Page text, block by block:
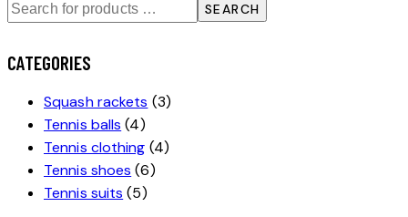
SEARCH
CATEGORIES
Squash rackets (3)
Tennis balls (4)
Tennis clothing (4)
Tennis shoes (6)
Tennis suits (5)